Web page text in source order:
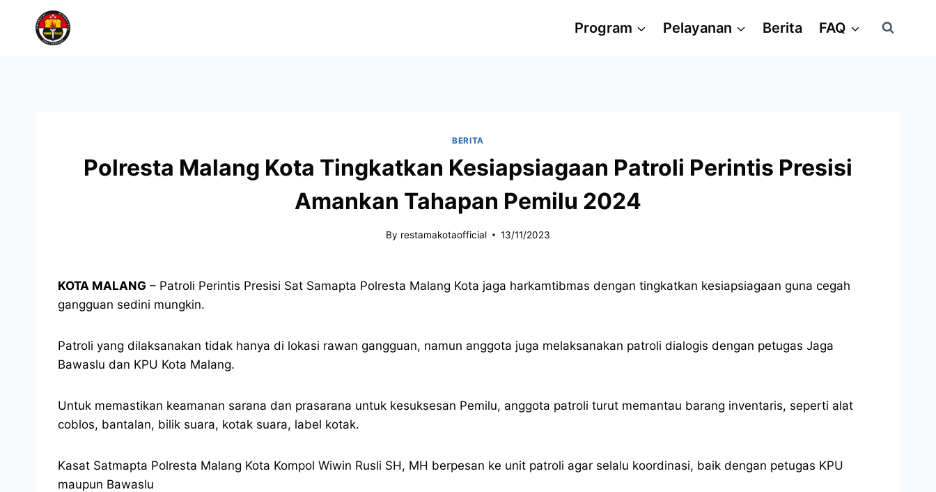
Program Pelayanan Berita FAQ
BERITA
Polresta Malang Kota Tingkatkan Kesiapsiagaan Patroli Perintis Presisi
Amankan Tahapan Pemilu 2024
By restamakotaofficial 13/11/2023
KOTA MALANG – Patroli Perintis Presisi Sat Samapta Polresta Malang Kota jaga harkamtibmas dengan tingkatkan kesiapsiagaan guna cegah
gangguan sedini mungkin.
Patroli yang dilaksanakan tidak hanya di lokasi rawan gangguan, namun anggota juga melaksanakan patroli dialogis dengan petugas Jaga
Bawaslu dan KPU Kota Malang.
Untuk memastikan keamanan sarana dan prasarana untuk kesuksesan Pemilu, anggota patroli turut memantau barang inventaris, seperti alat
coblos, bantalan, bilik suara, kotak suara, label kotak.
Kasat Satmapta Polresta Malang Kota Kompol Wiwin Rusli SH, MH berpesan ke unit patroli agar selalu koordinasi, baik dengan petugas KPU
maupun Bawaslu